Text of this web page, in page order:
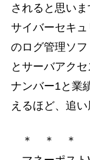
されると思い
サイバーセキ
のログ管理ソ
とサーバアク
ナンバー1と業
えるほど、追い
＊ ＊ ＊